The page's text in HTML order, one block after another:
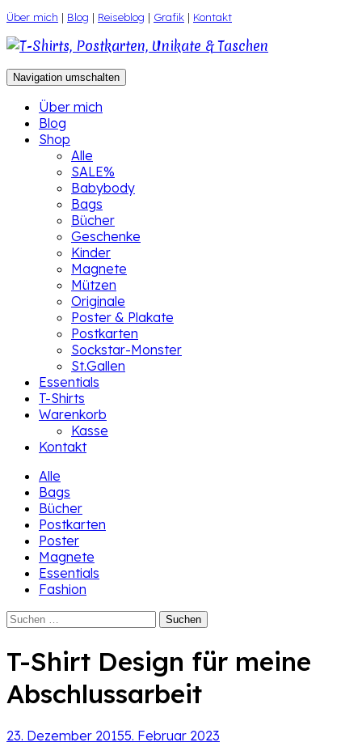
Zum
Inhalt
springen
Über mich | Blog | Reiseblog | Grafik | Kontakt
Navigation umschalten
Über mich
Blog
Shop
Alle
SALE%
Babybody
Bags
Bücher
Geschenke
Kinder
Magnete
Mützen
Originale
Poster & Plakate
Postkarten
Sockstar-Monster
St.Gallen
Essentials
T-Shirts
Warenkorb
Kasse
Kontakt
Alle
Bags
Bücher
Postkarten
Poster
Magnete
Essentials
Fashion
Suchen
T-Shirt Design für meine
Abschlussarbeit
23. Dezember 20155. Februar 2023